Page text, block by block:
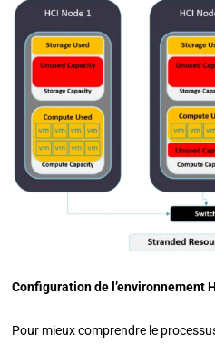
Configuration de l’environnement
Pour mieux comprendre le